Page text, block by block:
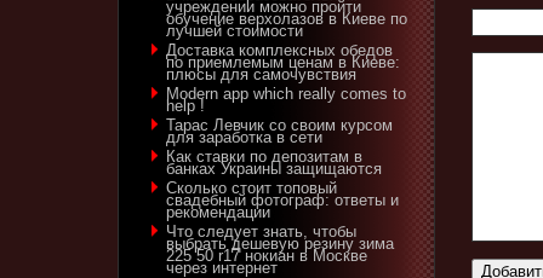
учреждении можно пройти
обучение верхолазов в Киеве по
лучшей стоимости
Доставка комплексных обедов
по приемлемым ценам в Киеве:
плюсы для самочувствия
Modern app which really comes to
help !
Тарас Левчик со своим курсом
для заработка в сети
Как ставки по депозитам в
банках Украины защищаются
Сколько стоит топовый
свадебный фотограф: ответы и
рекомендации
Что следует знать, чтобы
выбрать дешевую резину зима
225 50 r17 нокиан в Москве
через интернет